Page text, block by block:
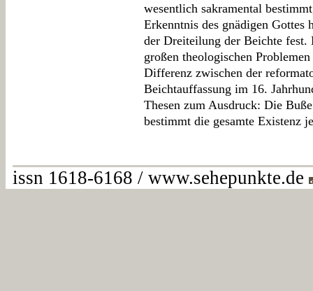
wesentlich sakramental
Erkenntnis des gnädigen Gottes
der Dreiteilung der Beichte fest.
großen theologischen
Differenz zwischen der
Beichtauffassung im 16.
Thesen zum Ausdruck: Die
bestimmt die gesamte Existenz
issn 1618-6168 / www.sehepunkte.de